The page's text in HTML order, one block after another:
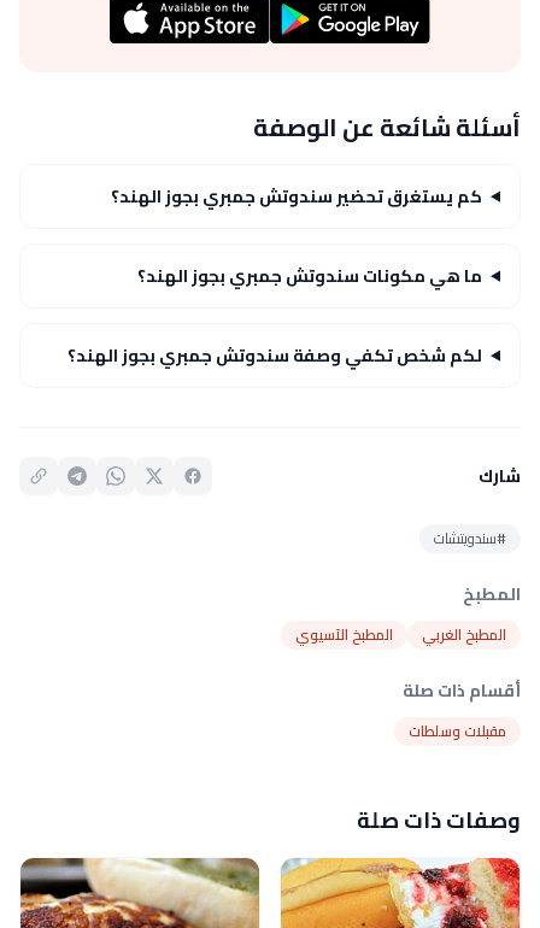
أسئلة شائعة عن الوصفة
كم يستغرق تحضير سندوتش جمبري بجوز الهند؟
ما هي مكونات سندوتش جمبري بجوز الهند؟
لكم شخص تكفي وصفة سندوتش جمبري بجوز الهند؟
شارك
#سندويتشات
المطبخ
المطبخ الغربي المطبخ الآسيوي
أقسام ذات صلة
مقبلات وسلطات
وصفات ذات صلة